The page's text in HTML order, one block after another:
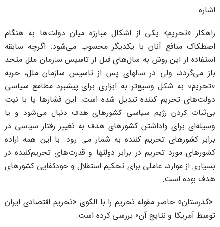
«تحریم» یکی از اشکال مبارزه میان دولت‌ها به هنگام
منافع آنان با یکدیگر محسوب می‌شود. اگرچه سابقه
از این روش به سال‌های قبل از تاسیس سازمان ملل متحد
می‌گردد، ولی در سالهای پس از تاسیس سازمان ملل، حربه
به شکل وسیع‌تر به ابزاری برای پیشبرد مطامع سیاسی
تحریم کننده تبدیل شده است. این فشارها یا با نیت
کردن رژیم سیاسی کشورهای هدف دنبال می‌شود و یا
برای واداشتن کشورهای هدف به تغییر رفتار سیاسی در
کشورهای تحریم کننده به شمار می رود. با این همه اراده
مورد تحریم در برابر دولتها و قدرت‌های تحریم‌کننده در
از موارد، عاملی برای تحکیم استقلال و خودکفایی کشورهای
بوده است.
حاضر مقوله تحریم را با الگوی «تحریم اقتصادی ایران
آمریکا و نتایج آن» بررسی کرده است.